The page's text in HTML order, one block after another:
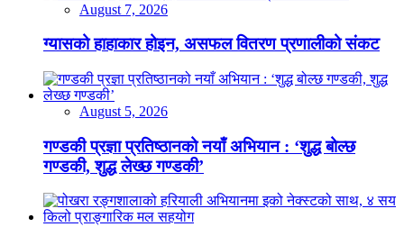
August 7, 2026
ग्यासको हाहाकार होइन, असफल वितरण प्रणालीको संकट
August 5, 2026
गण्डकी प्रज्ञा प्रतिष्ठानको नयाँ अभियान : ‘शुद्ध बोल्छ
गण्डकी, शुद्ध लेख्छ गण्डकी’